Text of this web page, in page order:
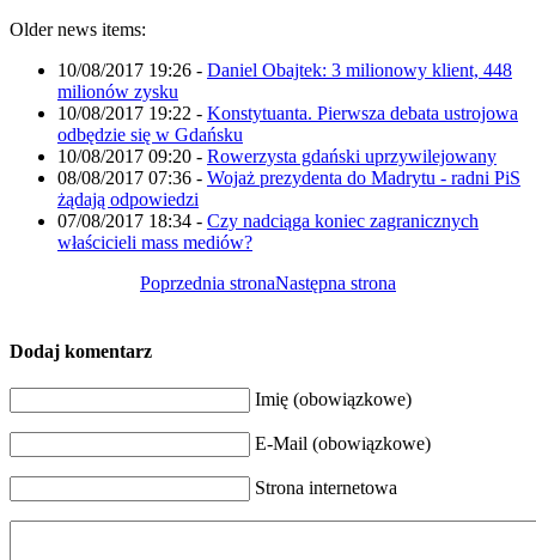
Older news items:
10/08/2017 19:26 - Daniel Obajtek: 3 milionowy klient, 448
milionów zysku
10/08/2017 19:22 - Konstytuanta. Pierwsza debata ustrojowa
odbędzie się w Gdańsku
10/08/2017 09:20 - Rowerzysta gdański uprzywilejowany
08/08/2017 07:36 - Wojaż prezydenta do Madrytu - radni PiS
żądają odpowiedzi
07/08/2017 18:34 - Czy nadciąga koniec zagranicznych
właścicieli mass mediów?
Poprzednia stronaNastępna strona
Dodaj komentarz
Imię (obowiązkowe)
E-Mail (obowiązkowe)
Strona internetowa